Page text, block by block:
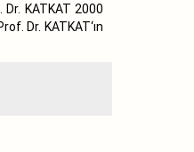
KATKAT 2000
Dr. KATKAT‘ın